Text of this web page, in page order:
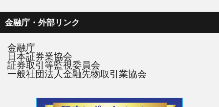
金融庁・外部リンク
金融庁
日本証券業協会
証券取引等監視委員会
一般社団法人金融先物取引業協会